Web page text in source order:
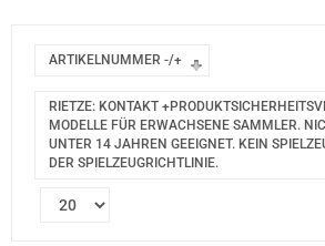
ARTIKELNUMMER -/+
RIETZE: KONTAKT
MODELLE FÜR ERWACHSENE SAMMLER.
UNTER 14 JAHREN GEEIGNET. KEIN
DER SPIELZEUGRICHTLINIE.